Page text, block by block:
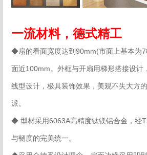
一流材料，德式精工
◆扇的看面宽度达到90mm(市面上基本为
面近100mm。外框与开扇用梯形搭接设计
线型设计，极具装饰效果，美观不失大方
派。
◆ 型材采用6063A高精度钛镁铝合金，经
与韧度的完美统一。